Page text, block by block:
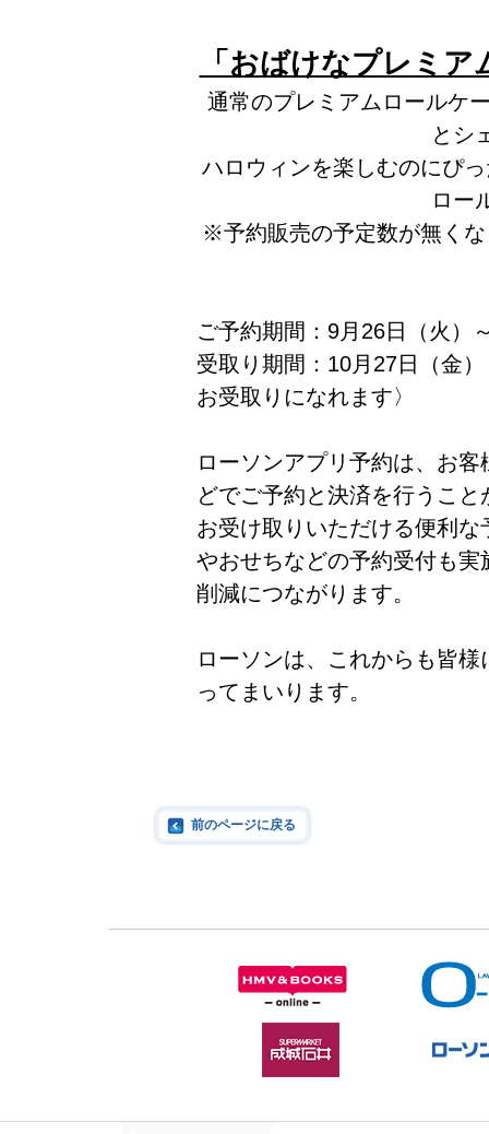
「おばけなプレミ
通常のプレミアムロールケ
とシ
ハロウィンを楽しむのにぴ
ロー
※予約販売の予定数が無く
ご予約期間：9月26日（火）
受取り期間：10月27日（金
お受取りになれます〉
ローソンアプリ予約は、お
どでご予約と決済を行うこ
お受け取りいただける便利
やおせちなどの予約受付も
削減につながります。
ローソンは、これからも皆
ってまいります。
前のページに戻る